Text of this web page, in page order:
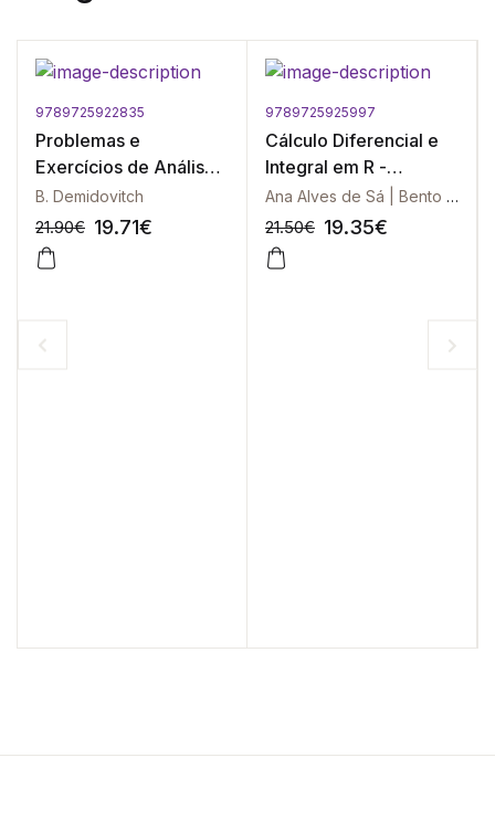
9789725922835
Problemas e
Exercícios de Análise
Matemática
B. Demidovitch
21.90€ 19.71€
-10%
9789725925997
Cálculo Diferencial e
Integral em R -
Exercícios Resolvidos
- Vol. 2
Ana Alves de Sá | Bento Louro
21.50€ 19.35€